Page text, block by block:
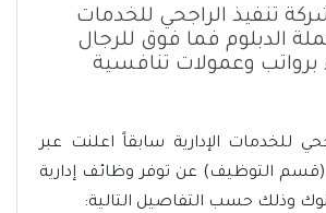
تنفيذ الراجحي للخدمات
الدبلوم فما فوق للرجال
برواتب وعمولات تنافسية
للخدمات الإدارية سابقاً اعلنت عبر
التوظيف) عن توفر وظائف إدارية
وذلك حسب التفاصيل التالية: